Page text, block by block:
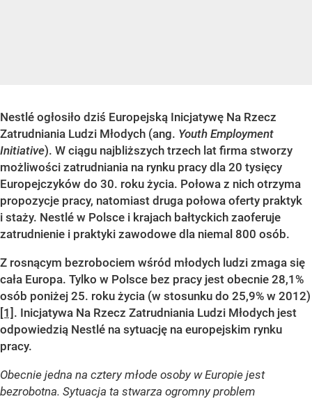
Nestlé ogłosiło dziś Europejską Inicjatywę Na Rzecz
Zatrudniania Ludzi Młodych (ang. Youth Employment
Initiative). W ciągu najbliższych trzech lat firma stworzy
możliwości zatrudniania na rynku pracy dla 20 tysięcy
Europejczyków do 30. roku życia. Połowa z nich otrzyma
propozycje pracy, natomiast druga połowa oferty praktyk
i staży. Nestlé w Polsce i krajach bałtyckich zaoferuje
zatrudnienie i praktyki zawodowe dla niemal 800 osób.
Z rosnącym bezrobociem wśród młodych ludzi zmaga się
cała Europa. Tylko w Polsce bez pracy jest obecnie 28,1%
osób poniżej 25. roku życia (w stosunku do 25,9% w 2012)
[1] . Inicjatywa Na Rzecz Zatrudniania Ludzi Młodych jest
odpowiedzią Nestlé na sytuację na europejskim rynku
pracy.
Obecnie jedna na cztery młode osoby w Europie jest
bezrobotna. Sytuacja ta stwarza ogromny problem